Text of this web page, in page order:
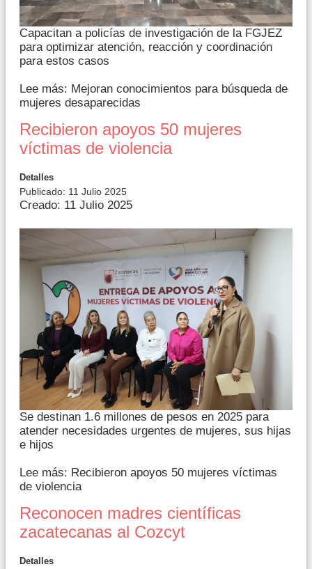
Capacitan a policías de investigación de la FGJEZ
para optimizar atención, reacción y coordinación
para estos casos
Lee más: Mejoran conocimientos para búsqueda de
mujeres desaparecidas
Recibieron apoyos 50 mujeres
víctimas de violencia
Detalles
Publicado: 11 Julio 2025
Creado: 11 Julio 2025
Se destinan 1.6 millones de pesos en 2025 para
atender necesidades urgentes de mujeres, sus hijas
e hijos
Lee más: Recibieron apoyos 50 mujeres víctimas
de violencia
Reconocen madres científicas
zacatecanas al Cozcyt
Detalles